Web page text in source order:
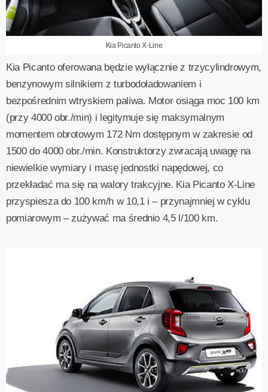
Kia Picanto X-Line
Kia Picanto oferowana będzie wyłącznie z trzycylindrowym,
benzynowym silnikiem z turbodoładowaniem i
bezpośrednim wtryskiem paliwa. Motor osiąga moc 100 km
(przy 4000 obr./min) i legitymuje się maksymalnym
momentem obrotowym 172 Nm dostępnym w zakresie od
1500 do 4000 obr./min. Konstruktorzy zwracają uwagę na
niewielkie wymiary i masę jednostki napędowej, co
przekładać ma się na walory trakcyjne. Kia Picanto X-Line
przyspiesza do 100 km/h w 10,1 i – przynajmniej w cyklu
pomiarowym – zużywać ma średnio 4,5 l/100 km.